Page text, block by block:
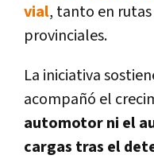
vial, tanto en
provinciales.
La iniciativa
acompañó el
automotor ni el
cargas tras el